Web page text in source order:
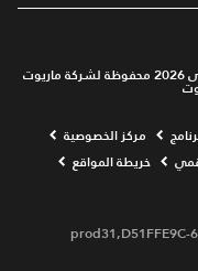
حقوق الطبع والنشر والتأليف © للأعوام من 1996 إلى 2026 محفوظة لشركة ماريوت
مركز الخصوصية
خريطة المواقع
prod31,D51FFE9C-